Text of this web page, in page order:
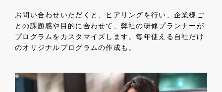
お問い合わせいただくと、ヒアリングを行い、企業様ご
との課題感や目的に合わせて、弊社の研修プランナーが
プログラムをカスタマイズします。毎年使える自社だけ
のオリジナルプログラムの作成も。